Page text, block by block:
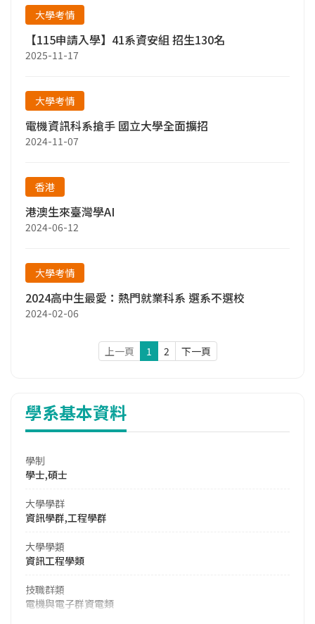
大學考情
【115申請入學】41系資安組 招生130名
2025-11-17
大學考情
電機資訊科系搶手 國立大學全面擴招
2024-11-07
香港
港澳生來臺灣學AI
2024-06-12
大學考情
2024高中生最愛：熱門就業科系 選系不選校
2024-02-06
上一頁 1 2 下一頁
學系基本資料
學制
學士,碩士
大學學群
資訊學群,工程學群
大學學類
資訊工程學類
技職群類
電機與電子群資電類